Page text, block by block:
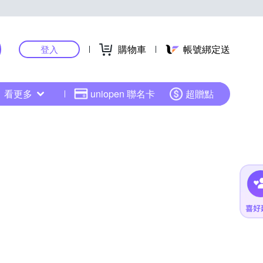
登入 購物車 帳號綁定送
看更多 uniopen 聯名卡 超贈點